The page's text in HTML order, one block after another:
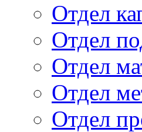
Отдел
Отдел
Отдел
Отдел
Отдел